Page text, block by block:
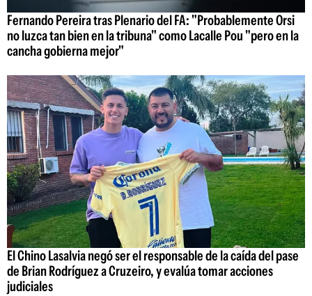
Fernando Pereira tras Plenario del FA: "Probablemente Orsi
no luzca tan bien en la tribuna" como Lacalle Pou "pero en la
cancha gobierna mejor"
El Chino Lasalvia negó ser el responsable de la caída del pase
de Brian Rodríguez a Cruzeiro, y evalúa tomar acciones
judiciales